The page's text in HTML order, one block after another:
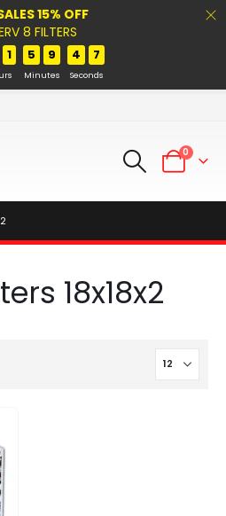
15% OFF
8 FILTERS
1 5 9
Minutes
4 7
Seconds
0
18x18x2